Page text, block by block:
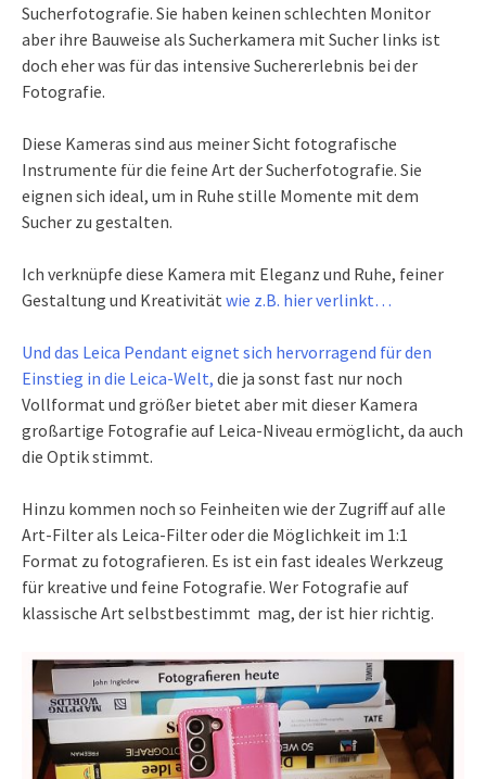
Sucherfotografie. Sie haben keinen schlechten Monitor
aber ihre Bauweise als Sucherkamera mit Sucher links ist
doch eher was für das intensive Suchererlebnis bei der
Fotografie.
Diese Kameras sind aus meiner Sicht fotografische
Instrumente für die feine Art der Sucherfotografie. Sie
eignen sich ideal, um in Ruhe stille Momente mit dem
Sucher zu gestalten.
Ich verknüpfe diese Kamera mit Eleganz und Ruhe, feiner
Gestaltung und Kreativität wie z.B. hier verlinkt…
Und das Leica Pendant eignet sich hervorragend für den
Einstieg in die Leica-Welt, die ja sonst fast nur noch
Vollformat und größer bietet aber mit dieser Kamera
großartige Fotografie auf Leica-Niveau ermöglicht, da auch
die Optik stimmt.
Hinzu kommen noch so Feinheiten wie der Zugriff auf alle
Art-Filter als Leica-Filter oder die Möglichkeit im 1:1
Format zu fotografieren. Es ist ein fast ideales Werkzeug
für kreative und feine Fotografie. Wer Fotografie auf
klassische Art selbstbestimmt mag, der ist hier richtig.